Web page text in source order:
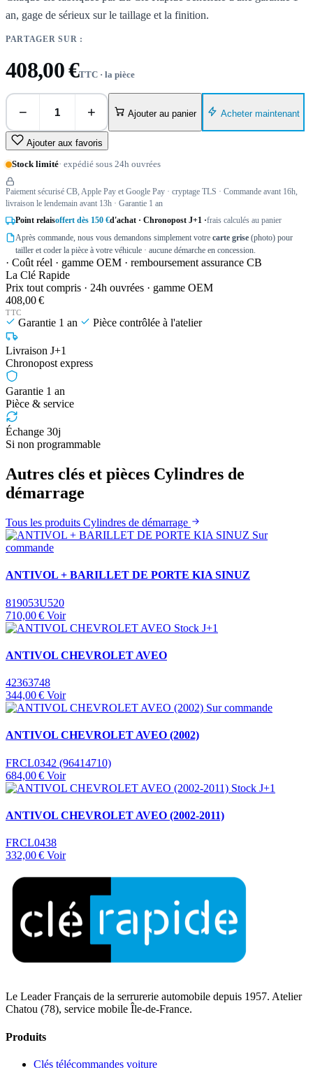
an, gage de sérieux sur le taillage et la finition.
PARTAGER SUR :
408,00 €TTC · la pièce
− + Ajouter au panier Acheter maintenant
Ajouter aux favoris
Stock limité· expédié sous 24h ouvrées
Paiement sécurisé CB, Apple Pay et Google Pay · cryptage TLS · Commande avant 16h,
livraison le lendemain avant 13h · Garantie 1 an
Point relaisoffert dès 150 €d'achat · Chronopost J+1 ·frais calculés au panier
Après commande, nous vous demandons simplement votre carte grise (photo) pour
tailler et coder la pièce à votre véhicule · aucune démarche en concession.
· Coût réel · gamme OEM · remboursement assurance CB
La Clé Rapide
Prix tout compris · 24h ouvrées · gamme OEM
408,00 €
TTC
Garantie 1 an Pièce contrôlée à l'atelier
Livraison J+1
Chronopost express
Garantie 1 an
Pièce & service
Échange 30j
Si non programmable
Autres clés et pièces Cylindres de
démarrage
Tous les produits Cylindres de démarrage
Sur
commande
ANTIVOL + BARILLET DE PORTE KIA SINUZ
819053U520
710,00 € Voir
Stock J+1
ANTIVOL CHEVROLET AVEO
42363748
344,00 € Voir
Sur commande
ANTIVOL CHEVROLET AVEO (2002)
FRCL0342 (96414710)
684,00 € Voir
Stock J+1
ANTIVOL CHEVROLET AVEO (2002-2011)
FRCL0438
332,00 € Voir
Le Leader Français de la serrurerie automobile depuis 1957. Atelier
Chatou (78), service mobile Île-de-France.
Produits
Clés télécommandes voiture